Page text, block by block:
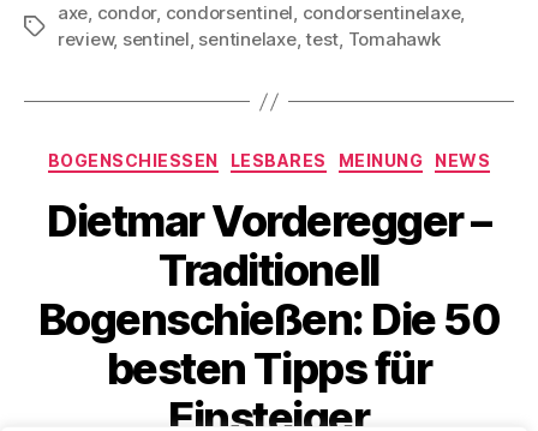
Schlagwörter
axe, condor, condorsentinel, condorsentinelaxe,
review, sentinel, sentinelaxe,test, Tomahawk
Kategorien
BOGENSCHIESSEN LESBARES MEINUNG NEWS
Dietmar Vorderegger –
Traditionell
Bogenschießen: Die 50
besten Tipps für
Einsteiger